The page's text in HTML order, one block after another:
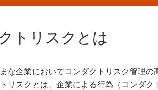
トリスクとは
な企業においてコンダクトリスク管理の
リスクとは、企業による行為（コンダク